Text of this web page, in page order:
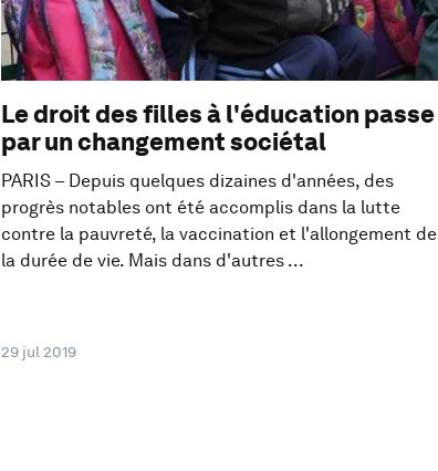
Le droit des filles à l'éducation passe
par un changement sociétal
PARIS – Depuis quelques dizaines d'années, des
progrès notables ont été accomplis dans la lutte
contre la pauvreté, la vaccination et l'allongement de
la durée de vie. Mais dans d'autres ...
29 jul 2019